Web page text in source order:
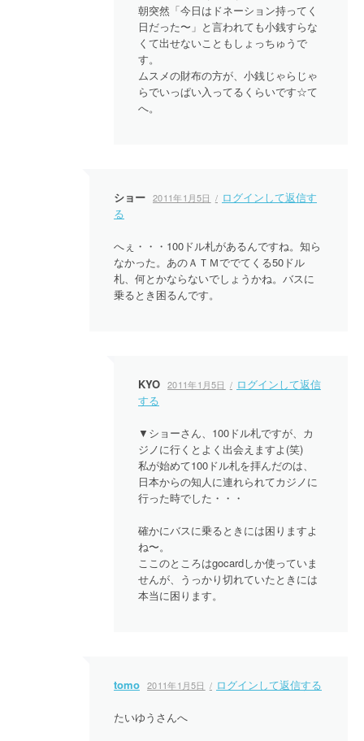
朝突然「今日はドネーション持ってく
日だった〜」と言われても小銭すらな
くて出せないこともしょっちゅうで
す。
ムスメの財布の方が、小銭じゃらじゃ
らでいっぱい入ってるくらいです☆て
へ。
ショー 2011年1月5日
ログインして返信す
る
へぇ・・・100ドル札があるんですね。知ら
なかった。あのＡＴＭででてくる50ドル
札、何とかならないでしょうかね。バスに
乗るとき困るんです。
KYO 2011年1月5日
ログインして返信
する
▼ショーさん、100ドル札ですが、カ
ジノに行くとよく出会えますよ(笑)
私が始めて100ドル札を拝んだのは、
日本からの知人に連れられてカジノに
行った時でした・・・
確かにバスに乗るときには困りますよ
ね〜。
ここのところはgocardしか使っていま
せんが、うっかり切れていたときには
本当に困ります。
tomo 2011年1月5日 ログインして返信する
たいゆうさんへ